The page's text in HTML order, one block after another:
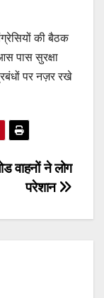
की बैठक
पास सुरक्षा
पर नज़र रखे
वाहनों ने लोग
परेशान